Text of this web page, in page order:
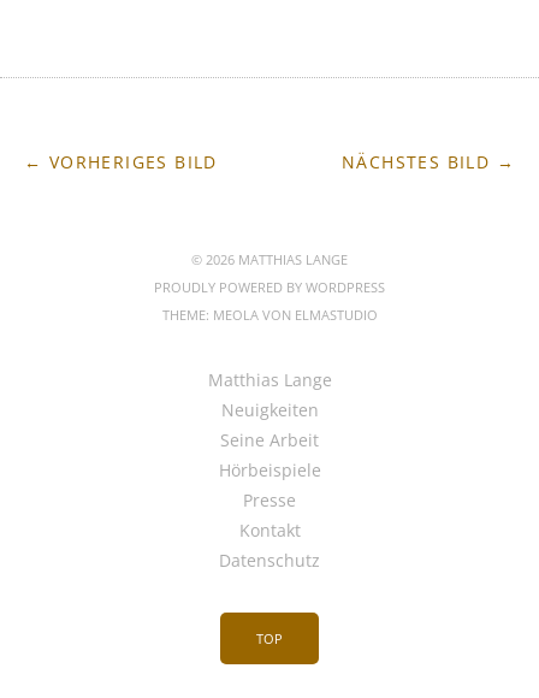
← VORHERIGES BILD NÄCHSTES BILD →
© 2026 MATTHIAS LANGE
PROUDLY POWERED BY WORDPRESS
THEME: MEOLA VON ELMASTUDIO
Matthias Lange
Neuigkeiten
Seine Arbeit
Hörbeispiele
Presse
Kontakt
Datenschutz
TOP